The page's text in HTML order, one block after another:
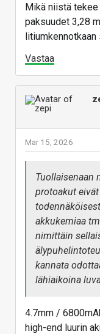
Mikä niistä tekee
paksuudet 3,28
litiumkennotkaan
Vastaa
Mar 15, 2026
Tuollaisenaan
protoakut
akkukemiaa
nimittäin
kannata
lähiaikoina
4.7mm /
high-end luurin